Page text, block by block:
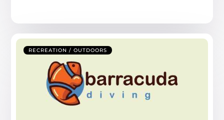
RECREATION / OUTDOORS